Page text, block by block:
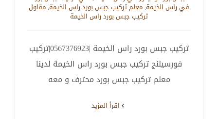
في راس الخيمة,معلم تركيب جبس بورد راس الخيمة,مقاول
تركيب جبس بورد راس الخيمة
تركيب جبس بورد راس الخيمة |0567376923|تركيب
فورسيلنج تركيب جبس بورد راس الخيمة لدينا
معلم تركيب جبس بورد محترف و معه